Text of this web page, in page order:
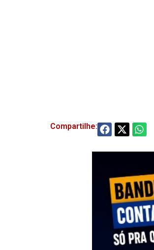
Compartilhe: